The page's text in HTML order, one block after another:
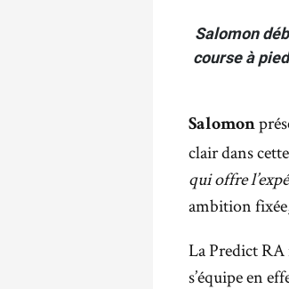
Salomon
course à
Salomon
clair dans
qui offre
ambition
La Predict
s’équipe en